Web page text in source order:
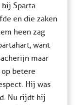
Sparta
en die zaken
heen zag
want
maar
betere
Hij was
Nu rijdt hij